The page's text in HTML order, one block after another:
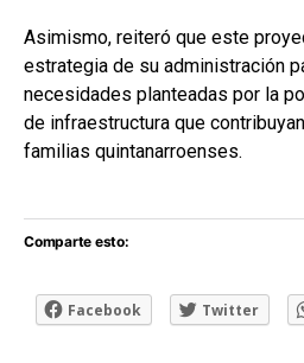
Asimismo, reiteró que este
estrategia de su administración
necesidades planteadas por la
de infraestructura que
familias quintanarroenses.
Comparte esto:
Facebook Twitter